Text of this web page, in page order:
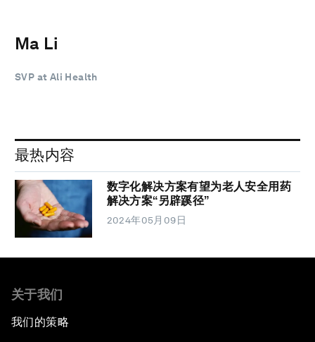
Ma Li
SVP at Ali Health
最热内容
数字化解决方案有望为老人安全用药
解决方案“另辟蹊径”
2024年05月09日
关于我们
我们的策略